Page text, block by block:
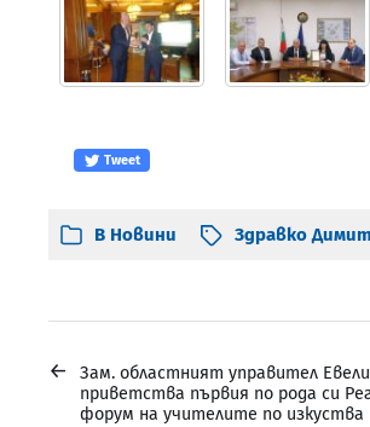
Tweet
В Новини Здравко
←
Зам. областният управител
приветства първия по рода си
форум на учителите по изкуства